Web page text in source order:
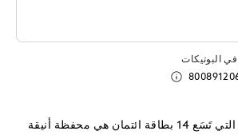
البوتيكات
محفظة مايسترشتوك التي تَسَع 14 بطاقة ائتمان هي محفظة أنيقة